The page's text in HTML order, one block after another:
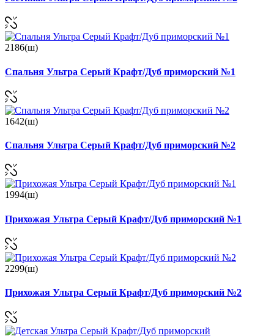
2186(ш)
Спальня Ультра Серый Крафт/Дуб приморский №1
1642(ш)
Спальня Ультра Серый Крафт/Дуб приморский №2
1994(ш)
Прихожая Ультра Серый Крафт/Дуб приморский №1
2299(ш)
Прихожая Ультра Серый Крафт/Дуб приморский №2